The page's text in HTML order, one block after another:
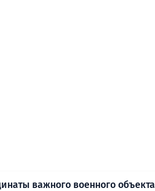
важного военного объекта